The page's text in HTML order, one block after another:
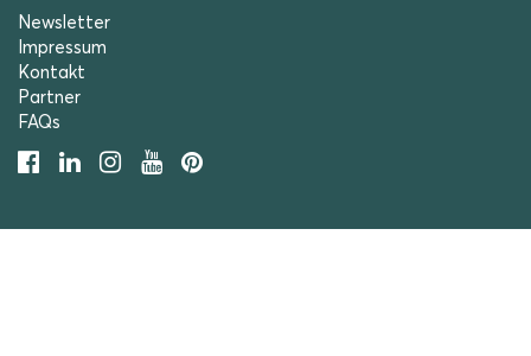
Newsletter
Impressum
Kontakt
Partner
FAQs